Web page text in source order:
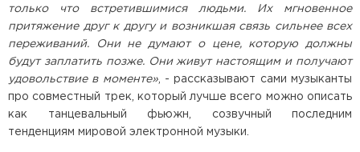
только что встретившимися людьми. Их мгновенное
притяжение друг к другу и возникшая связь сильнее всех
переживаний. Они не думают о цене, которую должны
будут заплатить позже. Они живут настоящим и получают
удовольствие в моменте», - рассказывают сами музыканты
про совместный трек, который лучше всего можно описать
как танцевальный фьюжн, созвучный последним
тенденциям мировой электронной музыки.